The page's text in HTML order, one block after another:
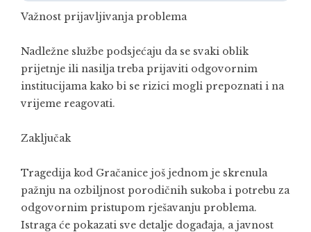
Važnost prijavljivanja problema
Nadležne službe podsjećaju da se svaki oblik
prijetnje ili nasilja treba prijaviti odgovornim
institucijama kako bi se rizici mogli prepoznati i na
vrijeme reagovati.
Zaključak
Tragedija kod Gračanice još jednom je skrenula
pažnju na ozbiljnost porodičnih sukoba i potrebu za
odgovornim pristupom rješavanju problema.
Istraga će pokazati sve detalje događaja, a javnost